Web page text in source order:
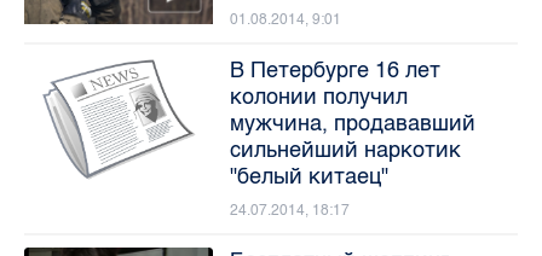
01.08.2014, 9:01
В Петербурге 16 лет
колонии получил
мужчина, продававший
сильнейший наркотик
"белый китаец"
24.07.2014, 18:17